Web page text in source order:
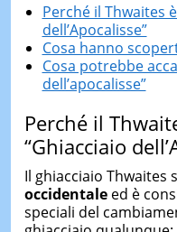
Perché il Thwaites
dell’Apocalisse”
Cosa hanno
Cosa potrebbe
dell’apocalisse”
Perché il
“Ghiacciaio
Il ghiacciaio Thwaites
occidentale ed è
speciali del